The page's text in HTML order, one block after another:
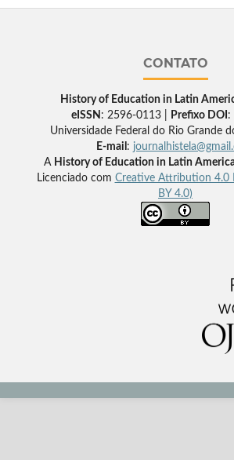
CONTATO
History of Education in Latin
eISSN : 2596-0113 | Prefixo DOI :
Universidade Federal do Rio Grande
E-mail :
A History of Education in Latin
Licenciado com Creative Attribution 4.0
BY 4.0)